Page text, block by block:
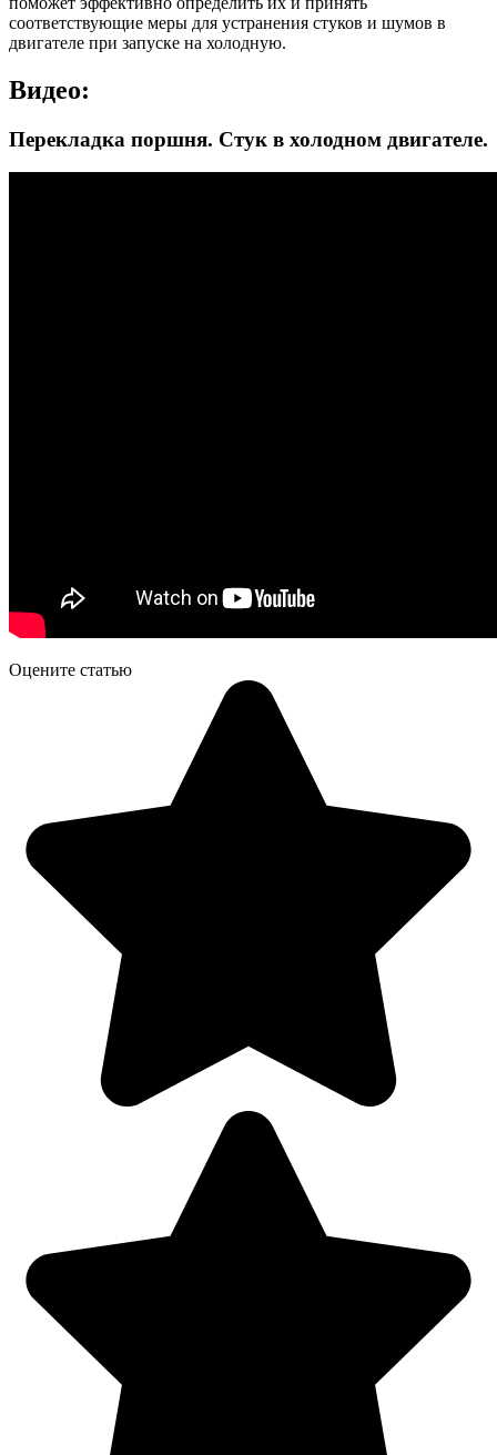
соответствующие меры для устранения стуков и шумов в
двигателе при запуске на холодную.
Видео:
Перекладка поршня. Стук в холодном двигателе.
Оцените статью